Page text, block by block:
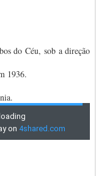
do Céu, sob a direção
1936.